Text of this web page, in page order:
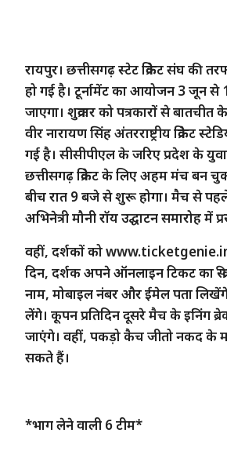
रायपुर। छत्तीसगढ़ स्टेट क्रिकेट संघ की
हो गई है। टूर्नामेंट का आयोजन 3 जून से
जाएगा। शुक्रवार को पत्रकारों से
वीर नारायण सिंह अंतरराष्ट्रीय
गई है। सीसीपीएल के जरिए प्रदेश के
छत्तीसगढ़ क्रिकेट के लिए अहम मंच बन
बीच रात 9 बजे से शुरू होगा। मैच से
अभिनेत्री मौनी रॉय उद्घाटन समारोह में
वहीं, दर्शकों को
दिन, दर्शक अपने ऑनलाइन टिकट का
नाम, मोबाइल नंबर और ईमेल पता
लेंगे। कूपन प्रतिदिन दूसरे मैच के इनिंग
जाएंगे। वहीं, पकड़ो कैच जीतो नकद के
सकते हैं।
*भाग लेने वाली 6 टीम*